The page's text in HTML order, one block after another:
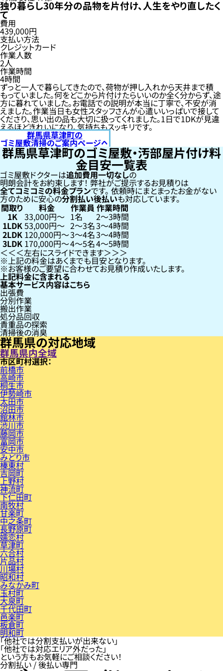
独り暮らし30年分の品物を片付け、人生をやり直したく
て
費用
439,000円
支払い方法
クレジットカード
作業人数
2人
作業時間
4時間
ずっと一人で暮らしてきたので、荷物が押し入れから天井まで積
もっていました。何をどこから片付けたらいいのか全く分からず、途
方に暮れていました。お電話での説明が本当に丁寧で、不安が消
えました。作業当日も女性スタッフさんが心遣いいっぱいで接して
くださり、思い出の品も大切に扱ってくれました。1日で1DKが見違
えるほどきれいになり、気持ちもスッキリです。
群馬県草津町の
ゴミ屋敷清掃のご案内ページへ
群馬県草津町のゴミ屋敷・汚部屋片付け料
金目安一覧表
ゴミ屋敷ドクターは追加費用一切なしの
明朗会計をお約束します！弊社がご提示するお見積りは
全てコミコミの料金プランです。依頼時にまとまったお金がない
方のために安心の分割払い後払いも対応しています。
間取り 料金 作業員 作業時間
1K 33,000円〜 1名 2〜3時間
1LDK53,000円〜 2〜3名3〜4時間
2LDK 120,000円〜3〜4名3〜4時間
3LDK 170,000円〜4〜5名4〜5時間
左右にスライドできます
上記の料金はあくまでも目安となります。
お客様のご要望に合わせてお見積り作成いたします。
上記料金に含まれる
基本サービス内容はこちら
出張費
分別作業
搬出作業
処分品回収
貴重品の探索
清掃後の消臭
群馬県の対応地域
群馬県内全域
市区町村
前橋市
高崎市
桐生市
伊勢崎市
太田市
沼田市
館林市
渋川市
藤岡市
富岡市
安中市
みどり市
榛東村
吉岡町
上野村
神流町
下仁田町
南牧村
甘楽町
中之条町
長野原町
嬬恋村
草津町
六合村
片品村
川場村
昭和村
みなかみ町
玉村町
大泉町
千代田町
邑楽町
板倉町
明和町
「他社では分割支払いが出来ない」
「他社では対応エリア外だった」
という方もお気軽にご相談ください！
分割払い / 後払い専門